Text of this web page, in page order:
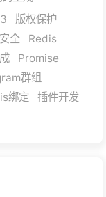
版权保护
全
Redis
Promise
群组
绑定
插件开发